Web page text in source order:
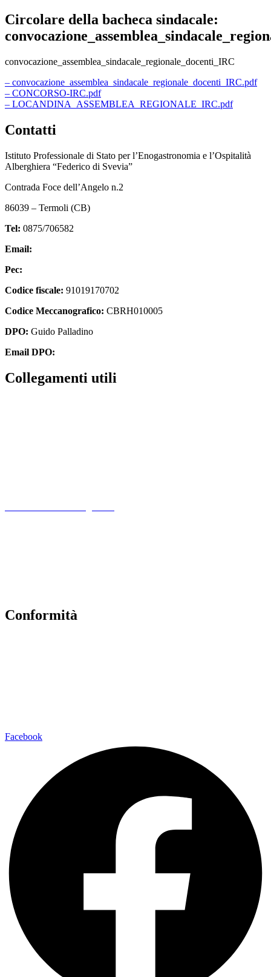
Circolare della bacheca sindacale:
convocazione_assemblea_sindacale_regionale_docenti_IRC
– convocazione_assemblea_sindacale_regionale_docenti_IRC.pdf
– CONCORSO-IRC.pdf
– LOCANDINA_ASSEMBLEA_REGIONALE_IRC.pdf
Contatti
Istituto Professionale di Stato per l’Enogastronomia e l’Ospitalità
Alberghiera “Federico di Svevia”
Contrada Foce dell’Angelo n.2
86039 – Termoli (CB)
Tel: 0875/706582
Email:
Pec:
Codice fiscale: 91019170702
Codice Meccanografico: CBRH010005
DPO: Guido Palladino
Email DPO:
Collegamenti utili
Conformità
Facebook